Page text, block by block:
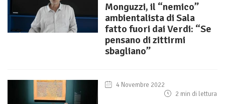
Monguzzi, il “nemico”
ambientalista di Sala
fatto fuori dai Verdi: “Se
pensano di zittirmi
sbagliano”
4 Novembre 2022
2 min di lettura